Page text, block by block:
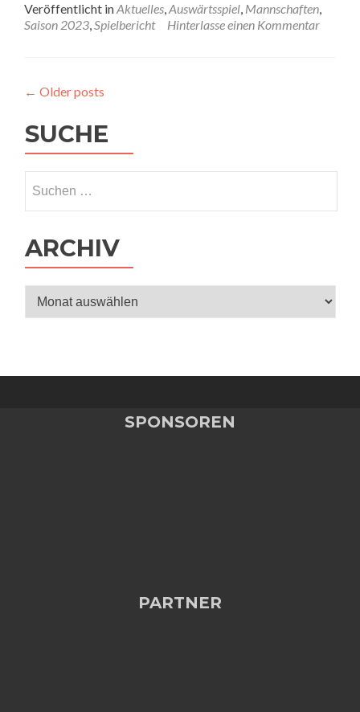
Veröffentlicht inAktuelles,Auswärtsspiel, Mannschaften,
Saison 2023,Spielbericht Hinterlasse einen Kommentar
← Older posts
SUCHE
nach:
ARCHIV
Archiv
SPONSOREN
PARTNER